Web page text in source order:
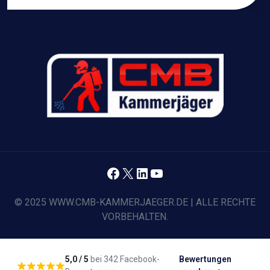
© 2025 WWW.CMB-KAMMERJAEGER.DE | ALLE RECHTE
VORBEHALTEN.
Facebook
X LinkedIn
YouTube
5,0 / 5 bei 342 Facebook-
Bewertungen